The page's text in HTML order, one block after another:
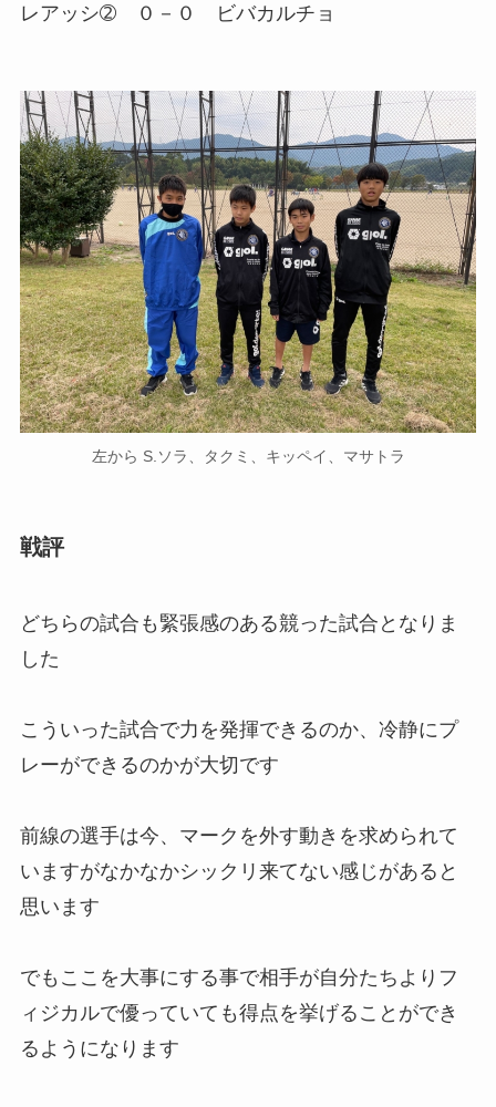
レアッシ➁ ０－０ ビバカルチョ
左から S.ソラ、タクミ、キッペイ、マサトラ
戦評
どちらの試合も緊張感のある競った試合となりま
した
こういった試合で力を発揮できるのか、冷静にプ
レーができるのかが大切です
前線の選手は今、マークを外す動きを求められて
いますがなかなかシックリ来てない感じがあると
思います
でもここを大事にする事で相手が自分たちよりフ
ィジカルで優っていても得点を挙げることができ
るようになります